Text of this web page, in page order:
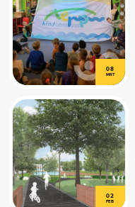
08
MRT
02
FEB